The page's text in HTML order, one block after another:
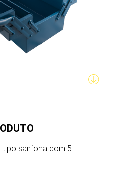
tipo sanfona com 5